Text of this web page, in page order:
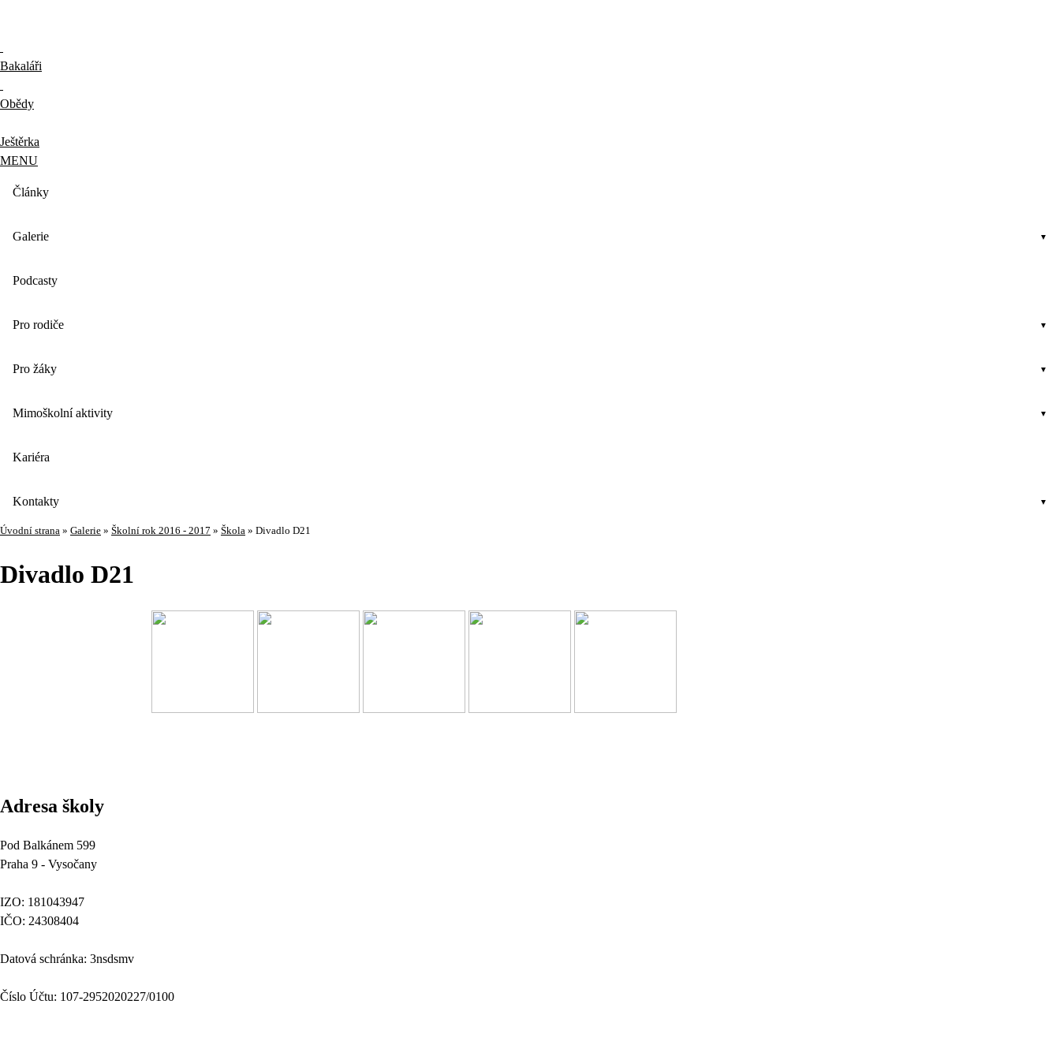
Bakaláři
Obědy
Ještěrka
MENU
Články
Galerie
Podcasty
Pro rodiče
Pro žáky
Mimoškolní aktivity
Kariéra
Kontakty
Úvodní strana » Galerie » Školní rok 2016 - 2017 » Škola » Divadlo D21
Divadlo D21
Adresa školy
Pod Balkánem 599
Praha 9 - Vysočany
IZO: 181043947
IČO: 24308404
Datová schránka: 3nsdsmv
Číslo Účtu: 107-2952020227/0100